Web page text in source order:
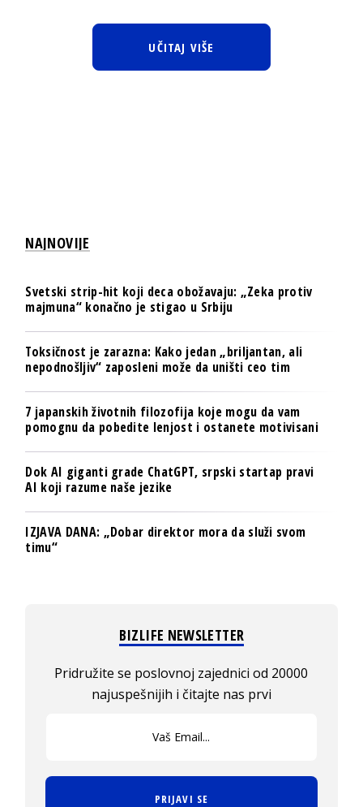
UČITAJ VIŠE
NAJNOVIJE
Svetski strip-hit koji deca obožavaju: „Zeka protiv
majmuna“ konačno je stigao u Srbiju
Toksičnost je zarazna: Kako jedan „briljantan, ali
nepodnošljiv“ zaposleni može da uništi ceo tim
7 japanskih životnih filozofija koje mogu da vam
pomognu da pobedite lenjost i ostanete motivisani
Dok AI giganti grade ChatGPT, srpski startap pravi
AI koji razume naše jezike
IZJAVA DANA: „Dobar direktor mora da služi svom
timu“
BIZLIFE NEWSLETTER
Pridružite se poslovnoj zajednici od 20000
najuspešnijih i čitajte nas prvi
PRIJAVI SE